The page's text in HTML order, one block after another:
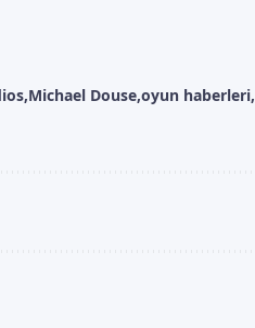
Michael Douse oyun haberleri